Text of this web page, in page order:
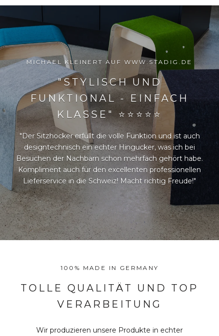
MICHAEL KLEINERT AUF WWW.STADIG.DE
"STYLISCH UND
FUNKTIONAL - EINFACH
KLASSE" ⭐⭐⭐⭐⭐
"Der Sitzhocker erfüllt die volle Funktion und ist auch
designtechnisch ein echter Hingucker, was ich bei
Besuchen der Nachbarn schon mehrfach gehört habe.
Kompliment auch für den excellenten professionellen
Lieferservice in die Schweiz! Macht richtig Freude!"
100% MADE IN GERMANY
TOLLE QUALITÄT UND TOP
VERARBEITUNG
Wir produzieren unsere Produkte in echter